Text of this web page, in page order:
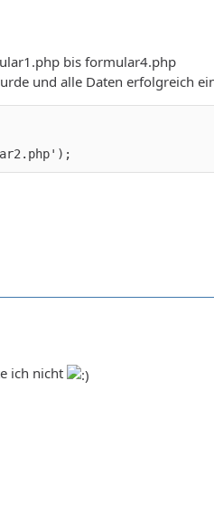
bis formular4.php
und alle Daten erfolgreich
ich nicht